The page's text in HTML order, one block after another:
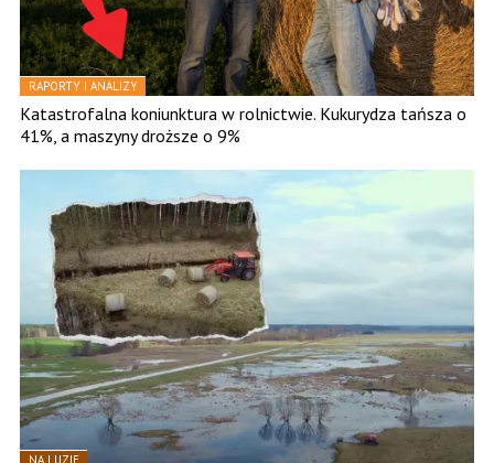
RAPORTY I ANALIZY
Katastrofalna koniunktura w rolnictwie. Kukurydza tańsza o
41%, a maszyny droższe o 9%